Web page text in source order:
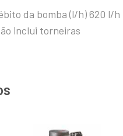
da bomba (l/h) 620 l/
inclui torneiras